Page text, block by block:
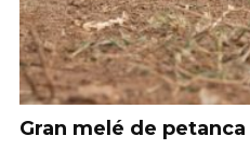
Gran melé de petanca